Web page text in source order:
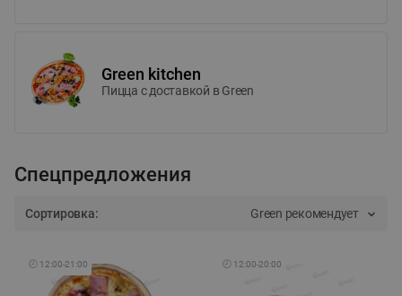
Green kitchen
Пицца c доставкой в Green
Спецпредложения
Сортировка: Green рекомендует
🕘 12:00-21:00 🕘 12:00-20:00